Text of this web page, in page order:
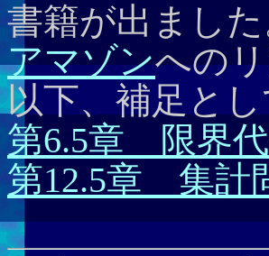
書籍が出まし
アマゾンへの
以下、補足と
第6.5章 限界
第12.5章 集計